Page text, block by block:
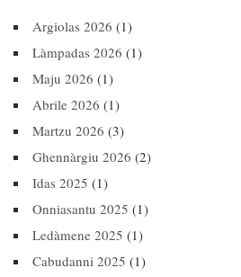
Argiolas 2026 (1)
Làmpadas 2026 (1)
Maju 2026 (1)
Abrile 2026 (1)
Martzu 2026 (3)
Ghennàrgiu 2026 (2)
Idas 2025 (1)
Onniasantu 2025 (1)
Ledàmene 2025 (1)
Cabudanni 2025 (1)